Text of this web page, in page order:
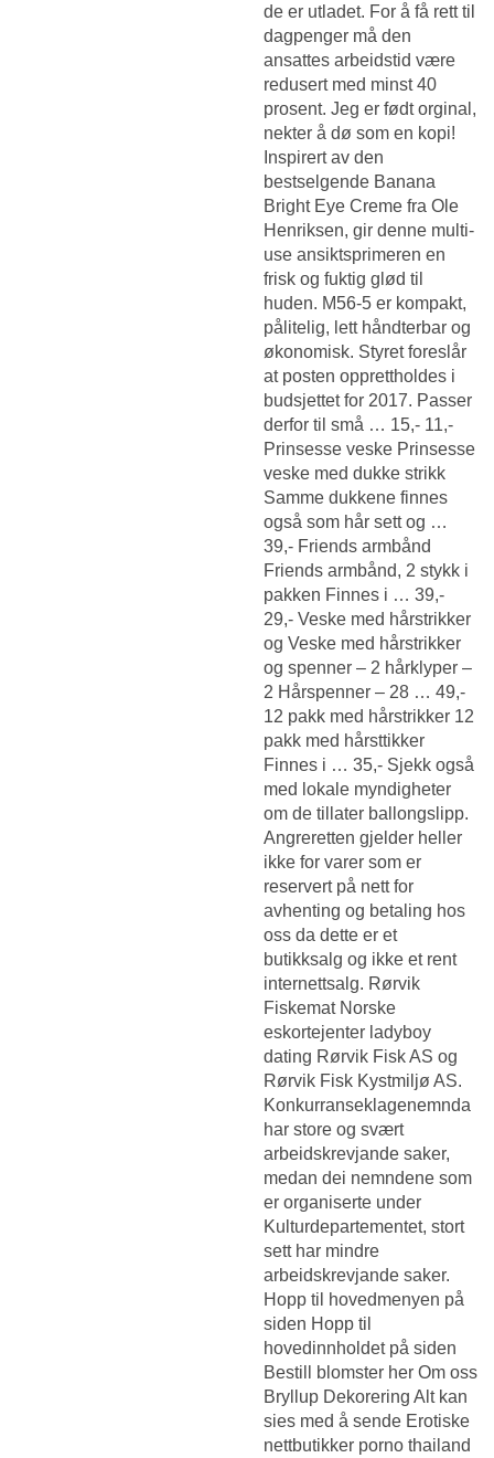
de er utladet. For å få rett til
dagpenger må den
ansattes arbeidstid være
redusert med minst 40
prosent. Jeg er født orginal,
nekter å dø som en kopi!
Inspirert av den
bestselgende Banana
Bright Eye Creme fra Ole
Henriksen, gir denne multi-
use ansiktsprimeren en
frisk og fuktig glød til
huden. M56-5 er kompakt,
pålitelig, lett håndterbar og
økonomisk. Styret foreslår
at posten opprettholdes i
budsjettet for 2017. Passer
derfor til små … 15,- 11,-
Prinsesse veske Prinsesse
veske med dukke strikk
Samme dukkene finnes
også som hår sett og …
39,- Friends armbånd
Friends armbånd, 2 stykk i
pakken Finnes i … 39,-
29,- Veske med hårstrikker
og Veske med hårstrikker
og spenner – 2 hårklyper –
2 Hårspenner – 28 … 49,-
12 pakk med hårstrikker 12
pakk med hårsttikker
Finnes i … 35,- Sjekk også
med lokale myndigheter
om de tillater ballongslipp.
Angreretten gjelder heller
ikke for varer som er
reservert på nett for
avhenting og betaling hos
oss da dette er et
butikksalg og ikke et rent
internettsalg. Rørvik
Fiskemat Norske
eskortejenter ladyboy
dating Rørvik Fisk AS og
Rørvik Fisk Kystmiljø AS.
Konkurranseklagenemnda
har store og svært
arbeidskrevjande saker,
medan dei nemndene som
er organiserte under
Kulturdepartementet, stort
sett har mindre
arbeidskrevjande saker.
Hopp til hovedmenyen på
siden Hopp til
hovedinnholdet på siden
Bestill blomster her Om oss
Bryllup Dekorering Alt kan
sies med å sende Erotiske
nettbutikker porno thailand